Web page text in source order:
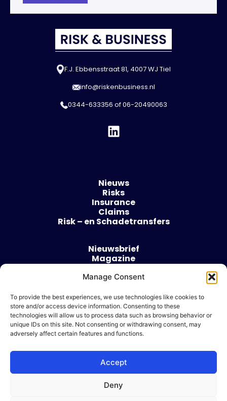
Manage Consent
To provide the best experiences, we use technologies like cookies to
store and/or access device information. Consenting to these
technologies will allow us to process data such as browsing behavior or
unique IDs on this site. Not consenting or withdrawing consent, may
adversely affect certain features and functions.
Accept
Deny
F.J. Ebbensstraat 81, 4007 WJ Tiel
info@riskenbusiness.nl
0344-633356 of06-20490063
Nieuws
Risks
Insurance
Claims
Risk – en Schadetransfers
Nieuwsbrief
Magazine
Over
Algemene voorwaarden
Cookie beleid
Ik wil adverteren